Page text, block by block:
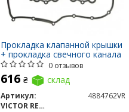
Прокладка клапанной крышки
+ прокладка свечного канала
0 отзывов
616 ₴ склад
Артикул:
4884762VR
VICTOR REINZ